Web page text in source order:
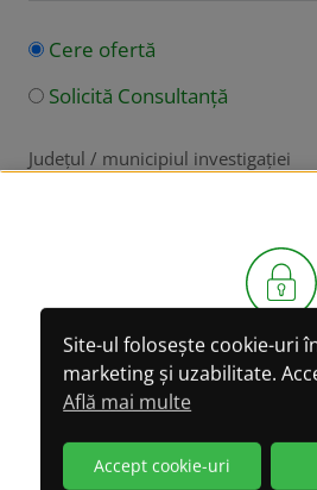
Site-ul folosește cookie-uri
marketing și uzabilitate.
Află mai multe
Accept cookie-uri
Cere ofertă
Solicită Consultanță
Județul / municipiul investigației
Serviciul Dorit
CONFIDENȚIALITATE
LA
PRIN
(WhatsApp oferă criptare